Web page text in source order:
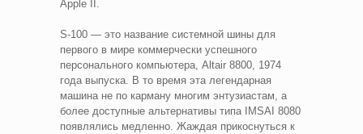
Apple II.
S-100 — это название системной шины для
первого в мире коммерчески успешного
персонального компьютера, Altair 8800, 1974
года выпуска. В то время эта легендарная
машина не по карману многим энтузиастам, а
более доступные альтернативы типа IMSAI 8080
появлялись медленно. Жаждая прикоснуться к